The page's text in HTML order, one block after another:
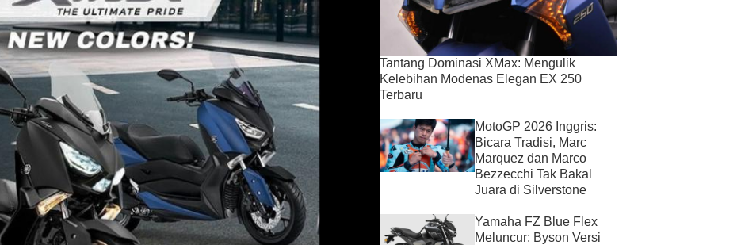
Tantang Dominasi XMax: Mengulik
Kelebihan Modenas Elegan EX 250
Terbaru
MotoGP 2026 Inggris:
Bicara Tradisi, Marc
Marquez dan Marco
Bezzecchi Tak Bakal
Juara di Silverstone
Yamaha FZ Blue Flex
Meluncur: Byson Versi